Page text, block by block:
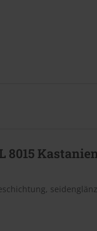
8015